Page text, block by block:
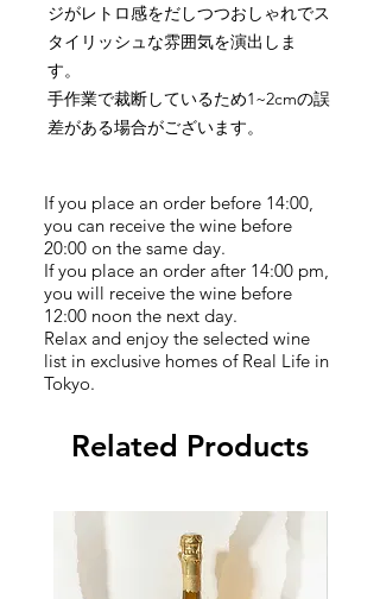
ジがレトロ感をだしつつおしゃれでス
タイリッシュな雰囲気を演出しま
す。
手作業で裁断しているため1~2cmの誤
差がある場合がございます。
If you place an order before 14:00,
you can receive the wine before
20:00 on the same day.
If you place an order after 14:00 pm,
you will receive the wine before
12:00 noon the next day.
Relax and enjoy the selected wine
list in exclusive homes of Real Life in
Tokyo.
Related Products